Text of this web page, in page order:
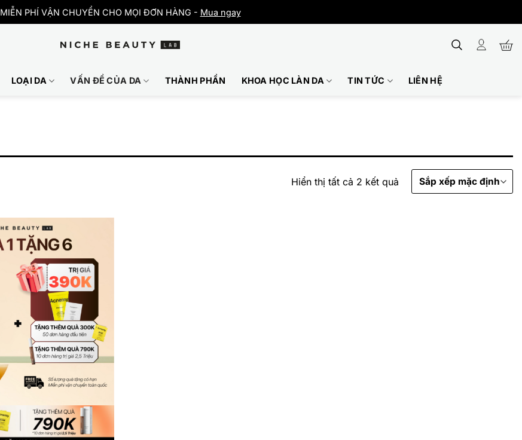
MIỄN PHÍ VẬN CHUYỂN CHO MỌI ĐƠN HÀNG - Mua ngay
LOẠI DA VẤN ĐỀ CỦA DA THÀNH PHẦN KHOA HỌC LÀN DA TIN TỨC LIÊN HỆ
Hiển thị tất cả 2 kết quả